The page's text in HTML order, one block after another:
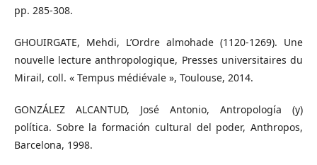
pp. 285-308.
GHOUIRGATE, Mehdi, L’Ordre almohade (1120-1269). Une
nouvelle lecture anthropologique, Presses universitaires du
Mirail, coll. « Tempus médiévale », Toulouse, 2014.
GONZÁLEZ ALCANTUD, José Antonio, Antropología (y)
política. Sobre la formación cultural del poder, Anthropos,
Barcelona, 1998.